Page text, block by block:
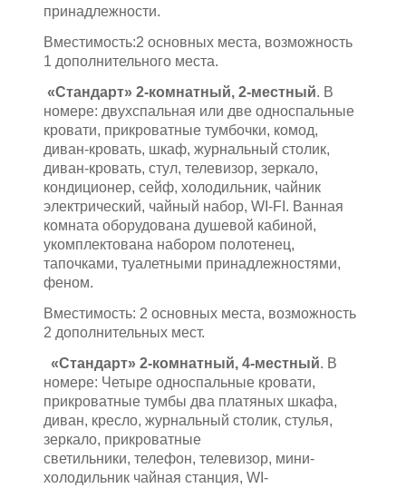
принадлежности.
Вместимость:2 основных места, возможность
1 дополнительного места.
«Стандарт» 2-комнатный, 2-местный. В
номере: двухспальная или две односпальные
кровати, прикроватные тумбочки, комод,
диван-кровать, шкаф, журнальный столик,
диван-кровать, стул, телевизор, зеркало,
кондиционер, сейф, холодильник, чайник
электрический, чайный набор, WI-FI. Ванная
комната оборудована душевой кабиной,
укомплектована набором полотенец,
тапочками, туалетными принадлежностями,
феном.
Вместимость: 2 основных места, возможность
2 дополнительных мест.
«Стандарт» 2-комнатный, 4-местный. В
номере: Четыре односпальные кровати,
прикроватные тумбы два платяных шкафа,
диван, кресло, журнальный столик, стулья,
зеркало, прикроватные
светильники, телефон, телевизор, мини-
холодильник чайная станция, WI-